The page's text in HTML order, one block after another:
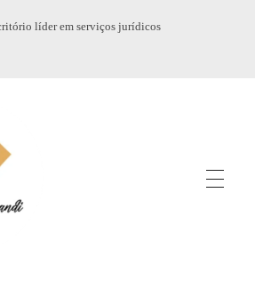
líder em serviços jurídicos